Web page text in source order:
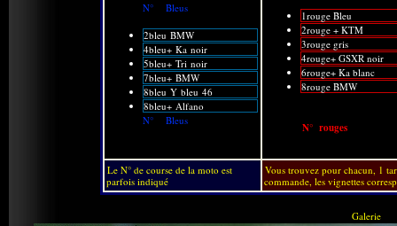
N° Bleus
2bleu BMW
4bleu+ Ka noir
5bleu+ Tri noir
7bleu+ BMW
8bleu Y bleu 46
8bleu+ Alfano
N° Bleus
1rouge Bleu
2rouge + KTM
3rouge gris
4rouge+ GSXR noir
6rouge+ Ka blanc
8rouge BMW
N° rouges
Le N° de course de la moto est
parfois indiqué
Vous trouvez pour chacun, 1
commande, les vignettes
Galerie